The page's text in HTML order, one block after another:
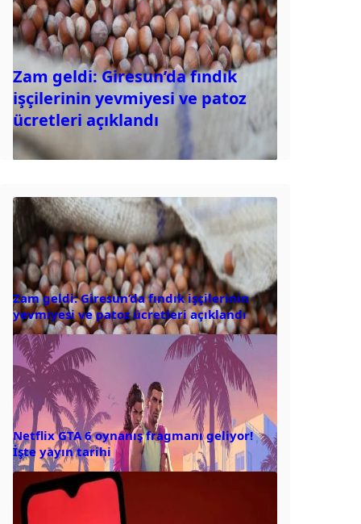
Zam geldi: Giresun’da fındık
işçilerinin yevmiyesi ve patoz
ücretleri açıklandı
Zam geldi: Giresun’da fındık işçilerinin
yevmiyesi ve patoz ücretleri açıklandı
Netflix GTA 6 oynanış fragmanı geliyor!
İşte yayın tarihi